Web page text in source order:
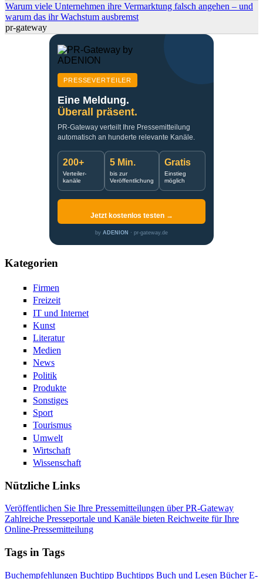
Warum viele Unternehmen ihre Vermarktung falsch angehen – und
warum das ihr Wachstum ausbremst
pr-gateway
PRESSEVERTEILER
Eine Meldung.
Überall präsent.
PR-Gateway verteilt Ihre Pressemitteilung
automatisch an hunderte relevante Kanäle.
200+
Verteiler-
kanäle
5 Min.
bis zur
Veröffentlichung
Gratis
Einstieg
möglich
Jetzt kostenlos testen →
by ADENION · pr-gateway.de
Kategorien
Firmen
Freizeit
IT und Internet
Kunst
Literatur
Medien
News
Politik
Produkte
Sonstiges
Sport
Tourismus
Umwelt
Wirtschaft
Wissenschaft
Nützliche Links
Veröffentlichen Sie Ihre Pressemitteilungen über PR-Gateway
Zahlreiche Presseportale und Kanäle bieten Reichweite für Ihre
Online-Pressemitteilung
Tags in Tags
Buchempfehlungen Buchtipp Buchtipps Buch und Lesen Bücher E-